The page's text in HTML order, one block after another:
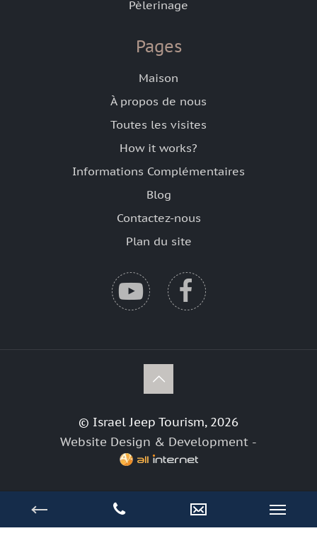
Pèlerinage
Pages
Maison
À propos de nous
Toutes les visites
How it works?
Informations Complémentaires
Blog
Contactez-nous
Plan du site
© Israel Jeep Tourism, 2026
Website Design & Development -